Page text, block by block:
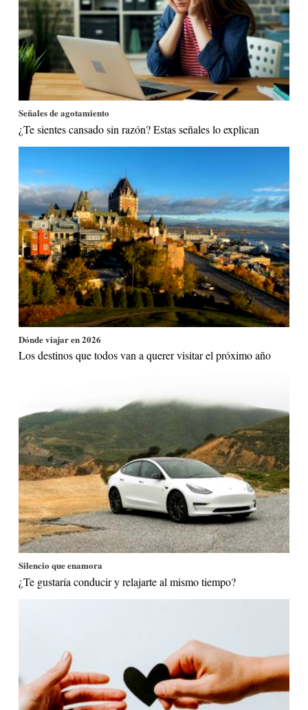
Señales de agotamiento
¿Te sientes cansado sin razón? Estas señales lo explican
Dónde viajar en 2026
Los destinos que todos van a querer visitar el próximo año
Silencio que enamora
¿Te gustaría conducir y relajarte al mismo tiempo?